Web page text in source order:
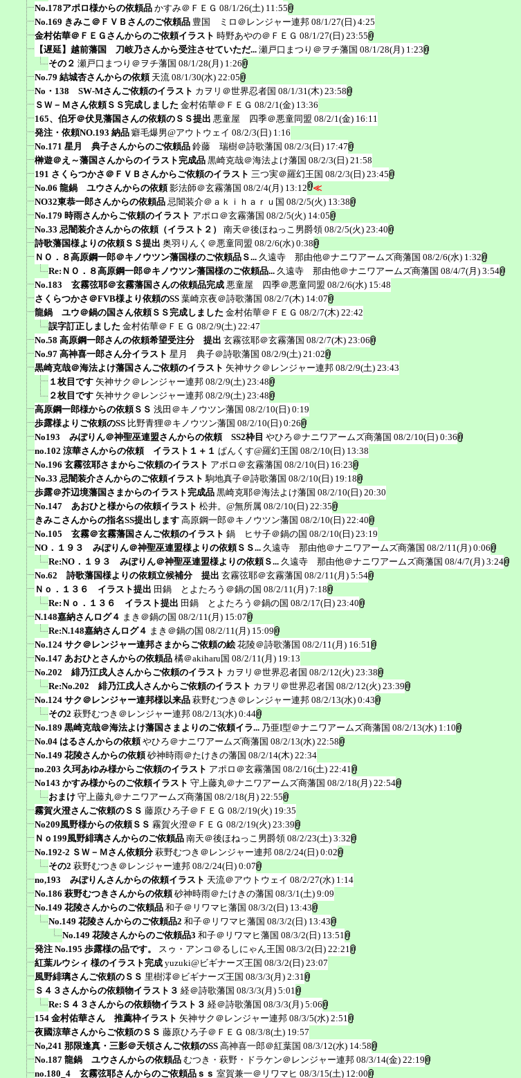
No.178アポロ様からの依頼品 かすみ＠ＦＥＧ 08/1/26(土) 11:55
No.169 きみこ＠ＦＶＢさんのご依頼品 豊国 ミロ＠レンジャー連邦 08/1/27(日) 4:25
金村佑華＠ＦＥＧさんからのご依頼イラスト 時野あやの＠ＦＥＧ 08/1/27(日) 23:55
【遅延】越前藩国 刀岐乃さんから受注させていただ... 瀬戸口まつり＠ヲチ藩国 08/1/28(月) 1:23
その２ 瀬戸口まつり＠ヲチ藩国 08/1/28(月) 1:26
No.79 結城杏さんからの依頼 天流 08/1/30(水) 22:05
No・138 SW-Mさんご依頼のイラスト カヲリ＠世界忍者国 08/1/31(木) 23:58
ＳＷ－Ｍさん依頼ＳＳ完成しました 金村佑華＠ＦＥＧ 08/2/1(金) 13:36
165、伯牙＠伏見藩国さんの依頼のＳＳ提出 悪童屋 四季＠悪童同盟 08/2/1(金) 16:11
発注・依頼NO.193 納品 癖毛爆男@アウトウェイ 08/2/3(日) 1:16
No.171 星月 典子さんからのご依頼品 鈴藤 瑞樹＠詩歌藩国 08/2/3(日) 17:47
榊遊＠え～藩国さんからのイラスト完成品 黒崎克哉＠海法よけ藩国 08/2/3(日) 21:58
191 さくらつかさ＠ＦＶＢさんからご依頼のイラスト 三つ実＠羅幻王国 08/2/3(日) 23:45
No.06 龍鍋 ユウさんからの依頼 影法師＠玄霧藩国 08/2/4(月) 13:12 ≪
NO32東恭一郎さんからの依頼品 忌闇装介＠ａｋｉｈａｒｕ国 08/2/5(火) 13:38
No.179 時雨さんからご依頼のイラスト アポロ＠玄霧藩国 08/2/5(火) 14:05
No.33 忌闇装介さんからの依頼（イラスト２）
南天＠後ほねっこ男爵領 08/2/5(火) 23:40
詩歌藩国様よりの依頼ＳＳ提出 奥羽りんく＠悪童同盟 08/2/6(水) 0:38
ＮＯ．８高原鋼一郎＠キノウツン藩国様のご依頼品Ｓ... 久遠寺 那由他＠ナニワアームズ商藩国 08/2/6(水) 1:32
Re:ＮＯ．８高原鋼一郎＠キノウツン藩国様のご依頼品... 久遠寺 那由他＠ナニワアームズ商藩国 08/4/7(月) 3:54
No.183 玄霧弦耶＠玄霧藩国さんの依頼品完成 悪童屋 四季＠悪童同盟 08/2/6(水) 15:48
さくらつかさ＠FVB様より依頼のSS 葉崎京夜＠詩歌藩国 08/2/7(木) 14:07
龍鍋 ユウ＠鍋の国さん依頼ＳＳ完成しました 金村佑華＠ＦＥＧ 08/2/7(木) 22:42
誤字訂正しました 金村佑華＠ＦＥＧ 08/2/9(土) 22:47
No.58 高原鋼一郎さんの依頼希望受注分 提出 玄霧弦耶＠玄霧藩国 08/2/7(木) 23:06
No.97 高神喜一郎さん分イラスト 星月 典子＠詩歌藩国 08/2/9(土) 21:02
黒崎克哉＠海法よけ藩国さんご依頼のイラスト 矢神サク＠レンジャー連邦 08/2/9(土) 23:43
１枚目です 矢神サク＠レンジャー連邦 08/2/9(土) 23:48
２枚目です 矢神サク＠レンジャー連邦 08/2/9(土) 23:48
高原鋼一郎様からの依頼ＳＳ 浅田＠キノウツン藩国 08/2/10(日) 0:19
歩露様よりご依頼のSS 比野青狸＠キノウツン藩国 08/2/10(日) 0:26
No193 みぽりん＠神聖巫連盟さんからの依頼 SS2枠目 やひろ＠ナニワアームズ商藩国 08/2/10(日) 0:36
no.102 涼華さんからの依頼 イラスト１＋１ ぱんくす@羅幻王国 08/2/10(日) 13:38
No.196 玄霧弦耶さまからご依頼のイラスト アポロ＠玄霧藩国 08/2/10(日) 16:23
No.33 忌闇装介さんからのご依頼イラスト 駒地真子＠詩歌藩国 08/2/10(日) 19:18
歩露＠芥辺境藩国さまからのイラスト完成品 黒崎克耶＠海法よけ藩国 08/2/10(日) 20:30
No.147 あおひと様からの依頼イラスト 松井。@無所属 08/2/10(日) 22:35
きみこさんからの指名SS提出します 高原鋼一郎＠キノウツン藩国 08/2/10(日) 22:40
No.105 玄霧＠玄霧藩国さんご依頼のイラスト 鍋 ヒサ子＠鍋の国 08/2/10(日) 23:19
NO．１９３ みぽりん＠神聖巫連盟様よりの依頼ＳＳ... 久遠寺 那由他＠ナニワアームズ商藩国 08/2/11(月) 0:06
Re:NO．１９３ みぽりん＠神聖巫連盟様よりの依頼Ｓ... 久遠寺 那由他＠ナニワアームズ商藩国 08/4/7(月) 3:24
No.62 詩歌藩国様よりの依頼立候補分 提出 玄霧弦耶＠玄霧藩国 08/2/11(月) 5:54
Ｎｏ．１３６ イラスト提出 田鍋 とよたろう＠鍋の国 08/2/11(月) 7:18
Re:Ｎｏ．１３６ イラスト提出 田鍋 とよたろう＠鍋の国 08/2/17(日) 23:40
N.148嘉納さんログ４ まき＠鍋の国 08/2/11(月) 15:07
Re:N.148嘉納さんログ４ まき＠鍋の国 08/2/11(月) 15:09
No.124 サク＠レンジャー連邦さまからご依頼の絵 花陵＠詩歌藩国 08/2/11(月) 16:51
No.147 あおひとさんからの依頼品 橘＠akiharu国 08/2/11(月) 19:13
No.202 緋乃江戌人さんからご依頼のイラスト カヲリ＠世界忍者国 08/2/12(火) 23:38
Re:No.202 緋乃江戌人さんからご依頼のイラスト カヲリ＠世界忍者国 08/2/12(火) 23:39
No.124 サク＠レンジャー連邦様以来品 萩野むつき＠レンジャー連邦 08/2/13(水) 0:43
その2 萩野むつき＠レンジャー連邦 08/2/13(水) 0:44
No.189 黒崎克哉＠海法よけ藩国さまよりのご依頼イラ... 乃亜I型＠ナニワアームズ商藩国 08/2/13(水) 1:10
No.04 はるさんからの依頼 やひろ＠ナニワアームズ商藩国 08/2/13(水) 22:58
No.149 花陵さんからの依頼 砂神時雨＠たけきの藩国 08/2/14(木) 22:34
no.203 久珂あゆみ様からご依頼のイラスト アポロ＠玄霧藩国 08/2/16(土) 22:41
No143 かすみ様からのご依頼イラスト 守上藤丸＠ナニワアームズ商藩国 08/2/18(月) 22:54
おまけ 守上藤丸＠ナニワアームズ商藩国 08/2/18(月) 22:55
霧賀火澄さんご依頼のＳＳ 藤原ひろ子＠ＦＥＧ 08/2/19(火) 19:35
No209風野様からの依頼ＳＳ 霧賀火澄＠ＦＥＧ 08/2/19(火) 23:39
Ｎｏ199風野緋璃さんからのご依頼品 南天＠後ほねっこ男爵領 08/2/23(土) 3:32
No.192-2 ＳＷ－Ｍさん依頼分 萩野むつき＠レンジャー連邦 08/2/24(日) 0:02
その2 萩野むつき＠レンジャー連邦 08/2/24(日) 0:07
no,193 みぽりんさんからの依頼イラスト 天流＠アウトウェイ 08/2/27(水) 1:14
No.186 萩野むつきさんからの依頼 砂神時雨＠たけきの藩国 08/3/1(土) 9:09
No.149 花陵さんからのご依頼品 和子＠リワマヒ藩国 08/3/2(日) 13:43
No.149 花陵さんからのご依頼品2 和子＠リワマヒ藩国 08/3/2(日) 13:43
No.149 花陵さんからのご依頼品3 和子＠リワマヒ藩国 08/3/2(日) 13:51
発注 No.195 歩露様の品です。
スゥ・アンコ＠るしにゃん王国 08/3/2(日) 22:21
紅葉ルウシィ 様のイラスト完成 yuzuki@ビギナーズ王国 08/3/2(日) 23:07
風野緋璃さんご依頼のＳＳ 里樹澪＠ビギナーズ王国 08/3/3(月) 2:31
Ｓ４３さんからの依頼物イラスト３ 経＠詩歌藩国 08/3/3(月) 5:01
Re:Ｓ４３さんからの依頼物イラスト３ 経＠詩歌藩国 08/3/3(月) 5:06
154 金村佑華さん 推薦枠イラスト 矢神サク＠レンジャー連邦 08/3/5(水) 2:51
夜國涼華さんからご依頼のＳＳ 藤原ひろ子＠ＦＥＧ 08/3/8(土) 19:57
No,241 那限逢真・三影＠天領さんご依頼のSS 高神喜一郎＠紅葉国 08/3/12(水) 14:58
No.187 龍鍋 ユウさんからの依頼品 むつき・萩野・ドラケン＠レンジャー連邦 08/3/14(金) 22:19
no.180_4 玄霧弦耶さんからのご依頼品ｓｓ 室賀兼一＠リワマヒ 08/3/15(土) 12:00